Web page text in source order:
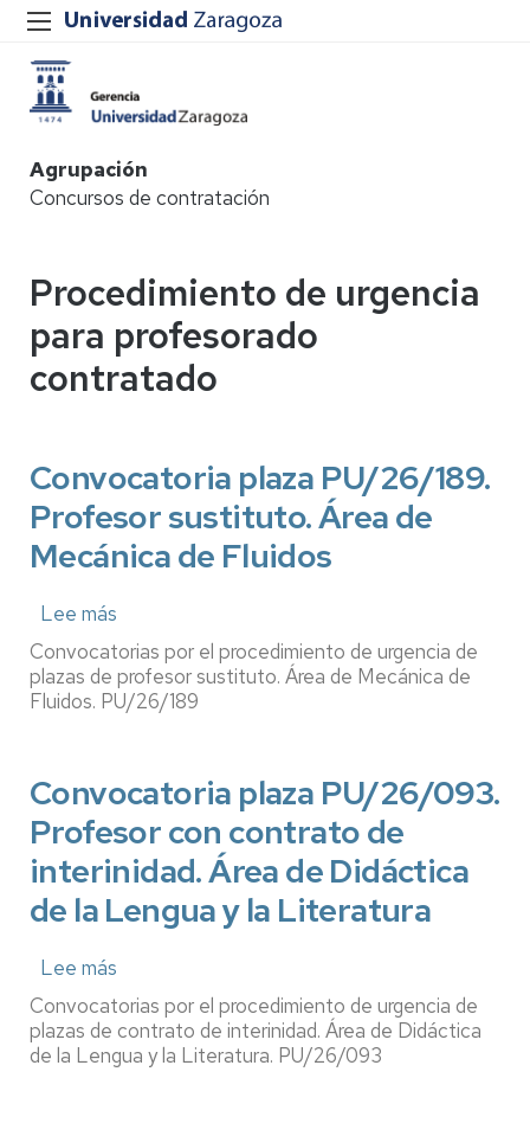
Agrupación
Concursos de contratación
Procedimiento de urgencia
para profesorado
contratado
Convocatoria plaza PU/26/189.
Profesor sustituto. Área de
Mecánica de Fluidos
Lee más
Convocatoria
plaza
PU/26/189.
Área
de
Mecánica
de
Convocatorias por el procedimiento de urgencia de
plazas de profesor sustituto. Área de Mecánica de
Fluidos. PU/26/189
Convocatoria plaza PU/26/093.
Profesor con contrato de
interinidad. Área de Didáctica
de la Lengua y la Literatura
Lee más
Convocatoria
plaza
PU/26/093.
Convocatorias por el procedimiento de urgencia de
plazas de contrato de interinidad. Área de Didáctica
de la Lengua y la Literatura. PU/26/093